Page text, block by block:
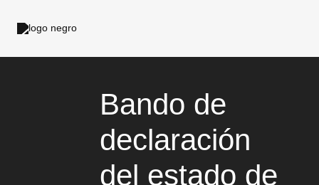
Bando de
declaración
del estado de